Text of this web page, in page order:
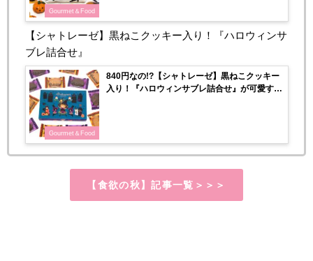
Gourmet＆Food
【シャトレーゼ】黒ねこクッキー入り！『ハロウィンサ
ブレ詰合せ』
Gourmet＆Food
840円なの!?【シャトレーゼ】黒ねこクッキー
入り！『ハロウィンサブレ詰合せ』が可愛すぎ
【食欲の秋】記事一覧＞＞＞